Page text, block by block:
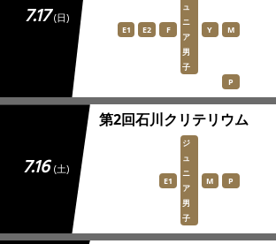
7.17 (日)
E1 E2 F
ュ
ニ
ア
男
子
Y M
P
7.16 (土)
第2回石川クリテリウム
E1
ジ
ュ
ニ
ア
男
子
M P